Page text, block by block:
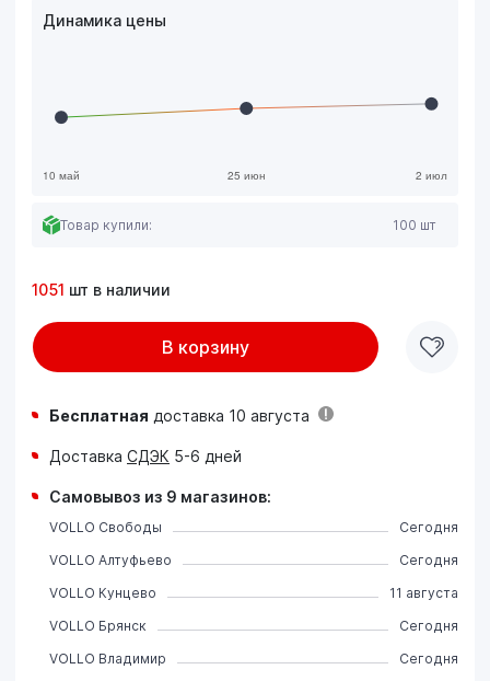
Динамика цены
Товар купили: 100 шт
1051 шт в наличии
В корзину
Бесплатная доставка 10 августа
Доставка СДЭК 5-6 дней
Самовывоз из 9 магазинов:
VOLLO Свободы
Сегодня
VOLLO Алтуфьево
Сегодня
VOLLO Кунцево
11 августа
VOLLO Брянск
Сегодня
VOLLO Владимир
Сегодня